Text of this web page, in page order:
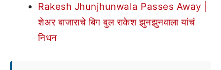
Rakesh Jhunjhunwala Passes Away |
शेअर बाजाराचे बिग बुल राकेश झुनझुनवाला यांचं
निधन